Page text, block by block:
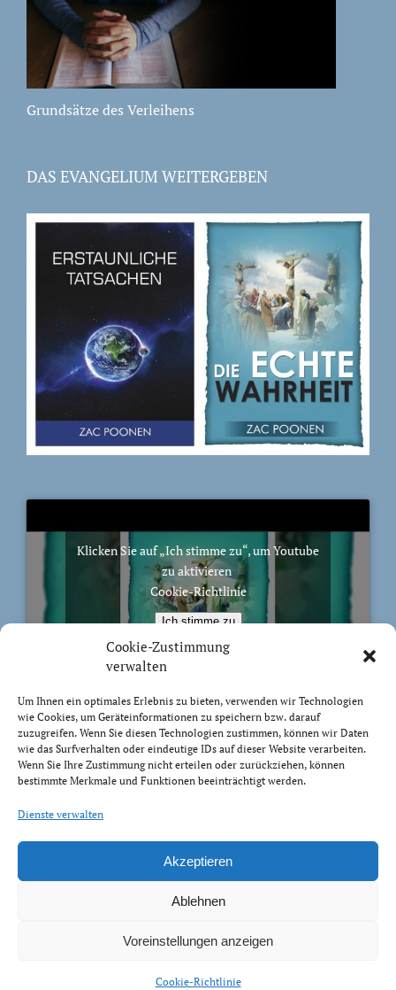
Cookie-Zustimmung
verwalten
Um Ihnen ein optimales Erlebnis zu bieten, verwenden wir Technologien
wie Cookies, um Geräteinformationen zu speichern bzw. darauf
zuzugreifen. Wenn Sie diesen Technologien zustimmen, können wir Daten
wie das Surfverhalten oder eindeutige IDs auf dieser Website verarbeiten.
Wenn Sie Ihre Zustimmung nicht erteilen oder zurückziehen, können
bestimmte Merkmale und Funktionen beeinträchtigt werden.
Dienste verwalten
Akzeptieren
Ablehnen
Voreinstellungen anzeigen
Cookie-Richtlinie
Grundsätze des Verleihens
DAS EVANGELIUM WEITERGEBEN
Klicken Sie auf „Ich stimme zu“, um Youtube
zu aktivieren
Cookie-Richtlinie
Ich stimme zu
BIBELVERS DES TAGES
Sondern wie der, der euch berufen hat, heilig ist, sollt
steht geschrieben: »Ihr sollt heilig sein, denn ich bin
heilig.«
Impressum Datenschutz